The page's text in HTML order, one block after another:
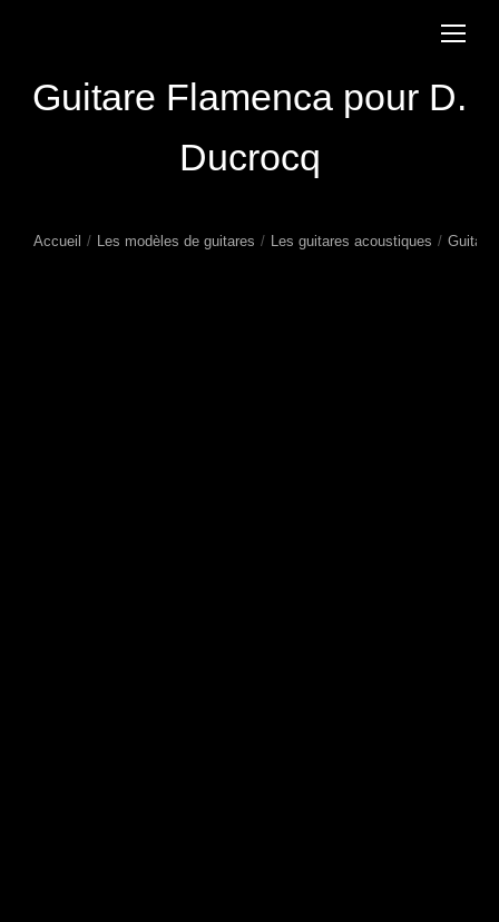
Guitare Flamenca pour D.
Ducrocq
Accueil Les modèles de guitares Les guitares acoustiques Guitare